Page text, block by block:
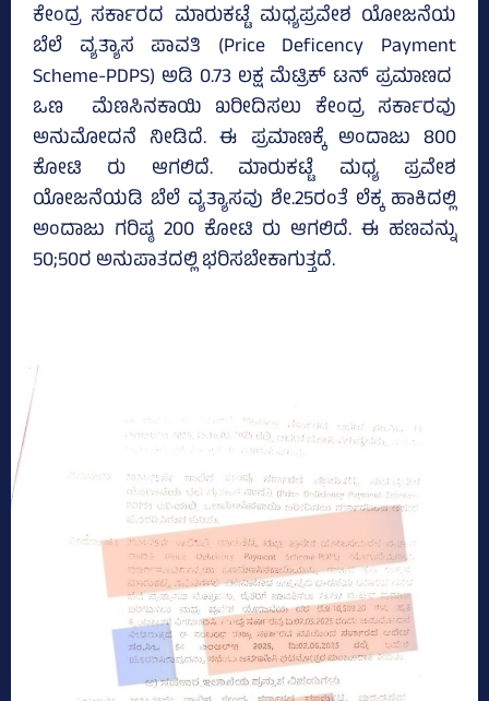
ಕೇಂದ್ರ ಸರ್ಕಾರದ ಮಾರುಕಟ್ಟೆ ಮಧ್ಯಪ್ರವೇಶ ಯೋಜನೆಯ
ಬೆಲೆ ವ್ಯತ್ಯಾಸ ಪಾವತಿ (Price Deficency Payment
Scheme-PDPS) ಅಡಿ 0.73 ಲಕ್ಷ ಮೆಟ್ರಿಕ್ ಟನ್‌ ಪ್ರಮಾಣದ
ಒಣ ಮೆಣಸಿನಕಾಯಿ ಖರೀದಿಸಲು ಕೇಂದ್ರ ಸರ್ಕಾರವು
ಅನುಮೋದನೆ ನೀಡಿದೆ. ಈ ಪ್ರಮಾಣಕ್ಕೆ ಅಂದಾಜು 800
ಕೋಟಿ ರು ಆಗಲಿದೆ. ಮಾರುಕಟ್ಟೆ ಮಧ್ಯ ಪ್ರವೇಶ
ಯೋಜನೆಯಡಿ ಬೆಲೆ ವ್ಯತ್ಯಾಸವು ಶೇ.25ರಂತೆ ಲೆಕ್ಕ ಹಾಕಿದಲ್ಲಿ
ಅಂದಾಜು ಗರಿಷ್ಠ 200 ಕೋಟಿ ರು ಆಗಲಿದೆ. ಈ ಹಣವನ್ನು
50;50ರ ಅನುಪಾತದಲ್ಲಿ ಭರಿಸಬೇಕಾಗುತ್ತದೆ.